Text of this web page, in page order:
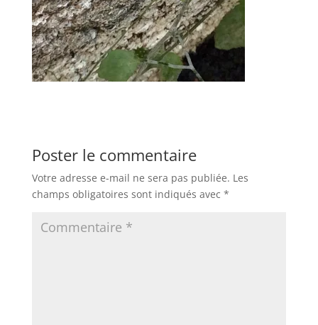
Poster le commentaire
Votre adresse e-mail ne sera pas publiée. Les
champs obligatoires sont indiqués avec *